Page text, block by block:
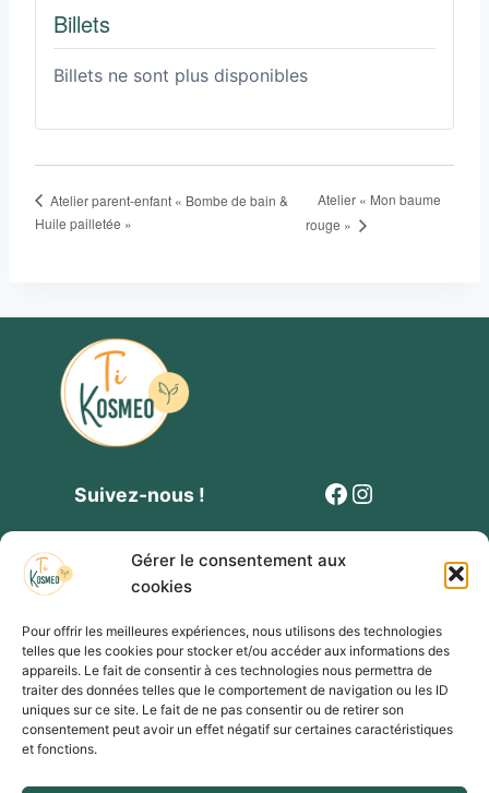
Gérer le consentement aux
cookies
Pour offrir les meilleures expériences, nous utilisons des technologies
telles que les cookies pour stocker et/ou accéder aux informations des
appareils. Le fait de consentir à ces technologies nous permettra de
traiter des données telles que le comportement de navigation ou les ID
uniques sur ce site. Le fait de ne pas consentir ou de retirer son
consentement peut avoir un effet négatif sur certaines caractéristiques
et fonctions.
Billets
Billets ne sont plus disponibles
Atelier parent-enfant « Bombe de bain &
Huile pailletée »
Atelier « Mon baume
rouge »
Suivez-nous ! Facebook
Instagram
Contact Politique de cookies
Mentions légales
Conditions générales de vente et de participation
Formulaire privatisation évènement